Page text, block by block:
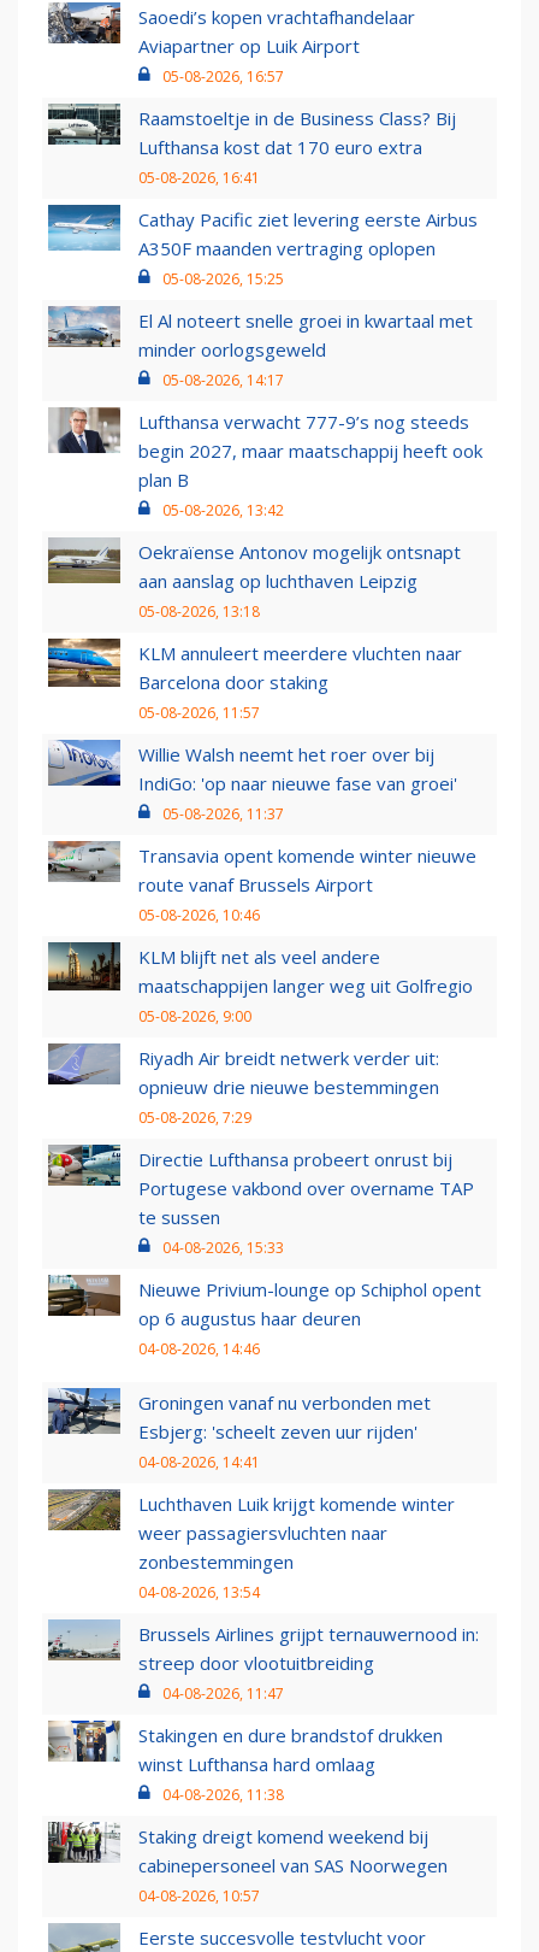
Saoedi’s kopen vrachtafhandelaar
Aviapartner op Luik Airport
05-08-2026, 16:57
Raamstoeltje in de Business Class? Bij
Lufthansa kost dat 170 euro extra
05-08-2026, 16:41
Cathay Pacific ziet levering eerste Airbus
A350F maanden vertraging oplopen
05-08-2026, 15:25
El Al noteert snelle groei in kwartaal met
minder oorlogsgeweld
05-08-2026, 14:17
Lufthansa verwacht 777-9’s nog steeds
begin 2027, maar maatschappij heeft ook
plan B
05-08-2026, 13:42
Oekraïense Antonov mogelijk ontsnapt
aan aanslag op luchthaven Leipzig
05-08-2026, 13:18
KLM annuleert meerdere vluchten naar
Barcelona door staking
05-08-2026, 11:57
Willie Walsh neemt het roer over bij
IndiGo: 'op naar nieuwe fase van groei'
05-08-2026, 11:37
Transavia opent komende winter nieuwe
route vanaf Brussels Airport
05-08-2026, 10:46
KLM blijft net als veel andere
maatschappijen langer weg uit Golfregio
05-08-2026, 9:00
Riyadh Air breidt netwerk verder uit:
opnieuw drie nieuwe bestemmingen
05-08-2026, 7:29
Directie Lufthansa probeert onrust bij
Portugese vakbond over overname TAP
te sussen
04-08-2026, 15:33
Nieuwe Privium-lounge op Schiphol opent
op 6 augustus haar deuren
04-08-2026, 14:46
Groningen vanaf nu verbonden met
Esbjerg: 'scheelt zeven uur rijden'
04-08-2026, 14:41
Luchthaven Luik krijgt komende winter
weer passagiersvluchten naar
zonbestemmingen
04-08-2026, 13:54
Brussels Airlines grijpt ternauwernood in:
streep door vlootuitbreiding
04-08-2026, 11:47
Stakingen en dure brandstof drukken
winst Lufthansa hard omlaag
04-08-2026, 11:38
Staking dreigt komend weekend bij
cabinepersoneel van SAS Noorwegen
04-08-2026, 10:57
Eerste succesvolle testvlucht voor